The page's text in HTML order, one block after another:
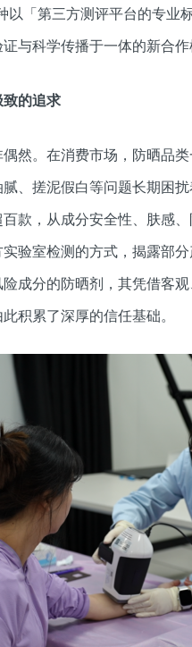
以「第三方测评平台的专业
与科学传播于一体的新合作
的追求
然。在消费市场，防晒品
、搓泥假白等问题长期困
款，从成分安全性、肤感
验室检测的方式，揭露部
成分的防晒剂，其凭借客
积累了深厚的信任基础。